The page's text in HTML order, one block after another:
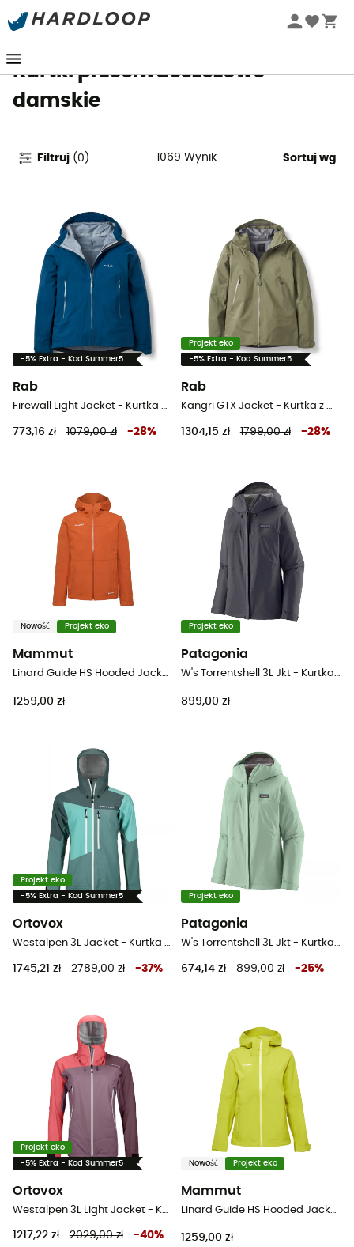
Letnie promocje 🔥 -5% DODATKOWO przy zakupie 2
Kurtki przeciwdeszczowe
damskie
Filtruj (0 ) 1069 Wynik Sortuj wg
-5% Extra - Kod Summer5
Rab
Firewall Light Jacket - Kurtka przeciwdeszczowa damska
773,16 zł 1079,00 zł -28%
Projekt eko
-5% Extra - Kod Summer5
Rab
Kangri GTX Jacket - Kurtka z membraną damska
1304,15 zł 1799,00 zł -28%
Nowość Projekt eko
Mammut
Linard Guide HS Hooded Jacket - Kurtka z membraną damska
1259,00 zł
Projekt eko
Patagonia
W's Torrentshell 3L Jkt - Kurtka z membraną damska
899,00 zł
Projekt eko
-5% Extra - Kod Summer5
Ortovox
Westalpen 3L Jacket - Kurtka z membraną damska
1745,21 zł 2789,00 zł -37%
Projekt eko
Patagonia
W's Torrentshell 3L Jkt - Kurtka z membraną damska
674,14 zł 899,00 zł -25%
Projekt eko
-5% Extra - Kod Summer5
Ortovox
Westalpen 3L Light Jacket - Kurtka z membraną damska
1217,22 zł 2029,00 zł -40%
Nowość Projekt eko
Mammut
Linard Guide HS Hooded Jacket - Kurtka z membraną damska
1259,00 zł